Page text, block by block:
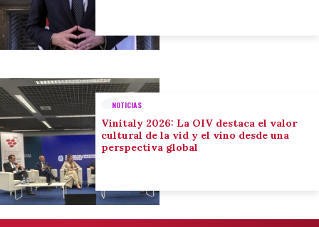
NOTICIAS
Vinitaly 2026: La OIV destaca el valor
cultural de la vid y el vino desde una
perspectiva global